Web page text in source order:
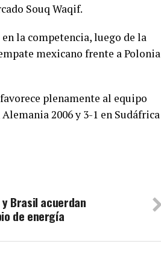
Souq Waqif.
la competencia, luego de la
mexicano frente a Polonia
plenamente al equipo
2006 y 3-1 en Sudáfrica
Brasil acuerdan
de energía